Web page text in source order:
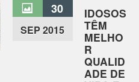
30
SEP 2015
IDOSOS
TÊM
MELHO
R
QUALID
ADE DE